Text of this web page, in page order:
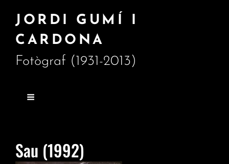
JORDI GUMÍ I
CARDONA
Fotògraf (1931-2013)
Sau (1992)